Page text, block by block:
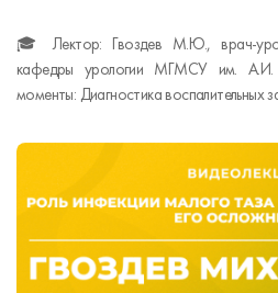
🎓 Лектор: Гвоздев М.Ю., врач-
кафедры урологии МГМСУ им.
моменты: Диагностика воспалительных